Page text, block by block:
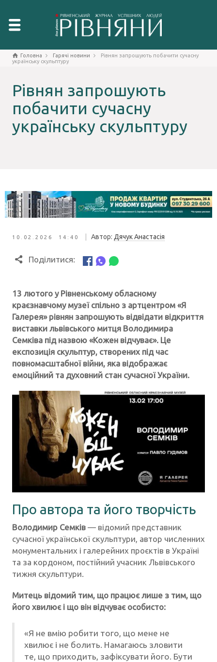
Головна Гарячі новини
Рівнян запрошують побачити сучасну
українську скульптуру
Рівнян запрошують
побачити сучасну
українську скульптуру
10.02.2026 14:40 Автор: Дячук Анастасія
Поділитися:
13 лютого у Рівненському обласному
краєзнавчому музеї спільно з артцентром «Я
Галерея» рівнян запрошують відвідати відкриття
виставки львівського митця Володимира
Семківа під назвою «Кожен відчуває». Це
експозиція скульптур, створених під час
повномасштабної війни, яка відображає
емоційний та духовний стан сучасної України.
Про автора та його творчість
Володимир Семків — відомий представник
сучасної української скульптури, автор численних
монументальних і галерейних проєктів в Україні
та за кордоном, постійний учасник Львівського
тижня скульптури.
Митець відомий тим, що працює лише з тим, що
його хвилює і що він відчуває особисто:
«Я не вмію робити того, що мене не
хвилює і не болить. Намагаюсь зловити
те, що приходить, зафіксувати його. Бути